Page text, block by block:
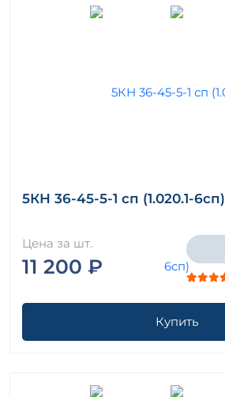
5КН 36-45-5-1 сп (1.020.1-6сп)
Цена за шт.
11 200 ₽
Купить